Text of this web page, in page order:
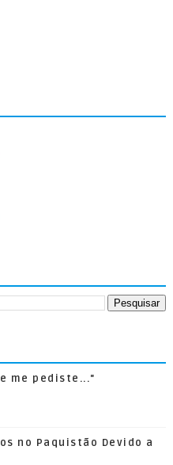
me pediste..."
no Paquistão Devido a